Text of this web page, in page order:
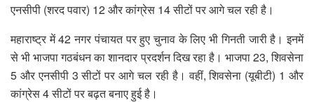
एनसीपी (शरद पवार) 12 और कांग्रेस 14 सीटों पर आगे चल रही है।
महाराष्ट्र में 42 नगर पंचायत पर हुए चुनाव के लिए भी गिनती जारी है। इनमें
से भी भाजपा गठबंधन का शानदार प्रदर्शन दिख रहा है। भाजपा 23, शिवसेना
5 और एनसीपी 3 सीटों पर आगे चल रही है। वहीं, शिवसेना (यूबीटी) 1 और
कांग्रेस 4 सीटों पर बढ़त बनाए हुई है।